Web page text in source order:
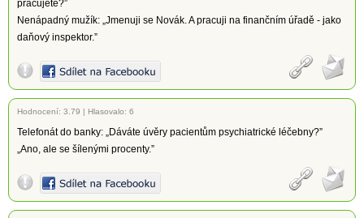
pracujete?”
Nenápadný mužík: „Jmenuji se Novák. A pracuji na finančním úřadě - jako
daňový inspektor.”
Hodnocení: 3.79 | Hlasovalo: 6
Telefonát do banky: „Dáváte úvěry pacientům psychiatrické léčebny?”
„Ano, ale se šílenými procenty.”